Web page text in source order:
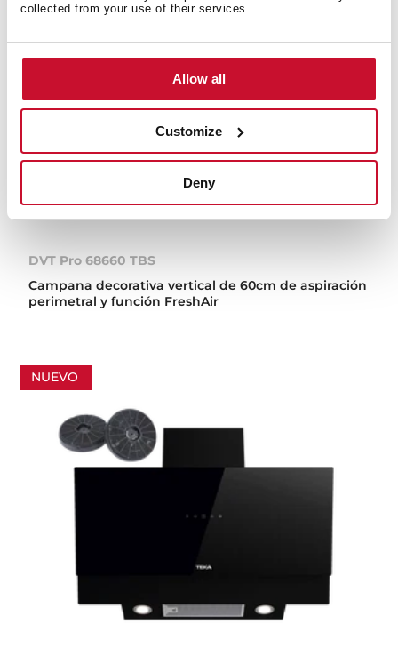
collected from your use of their services.
Allow all
Customize
Deny
DVT Pro 68660 TBS
Campana decorativa vertical de 60cm de aspiración
perimetral y función FreshAir
NUEVO